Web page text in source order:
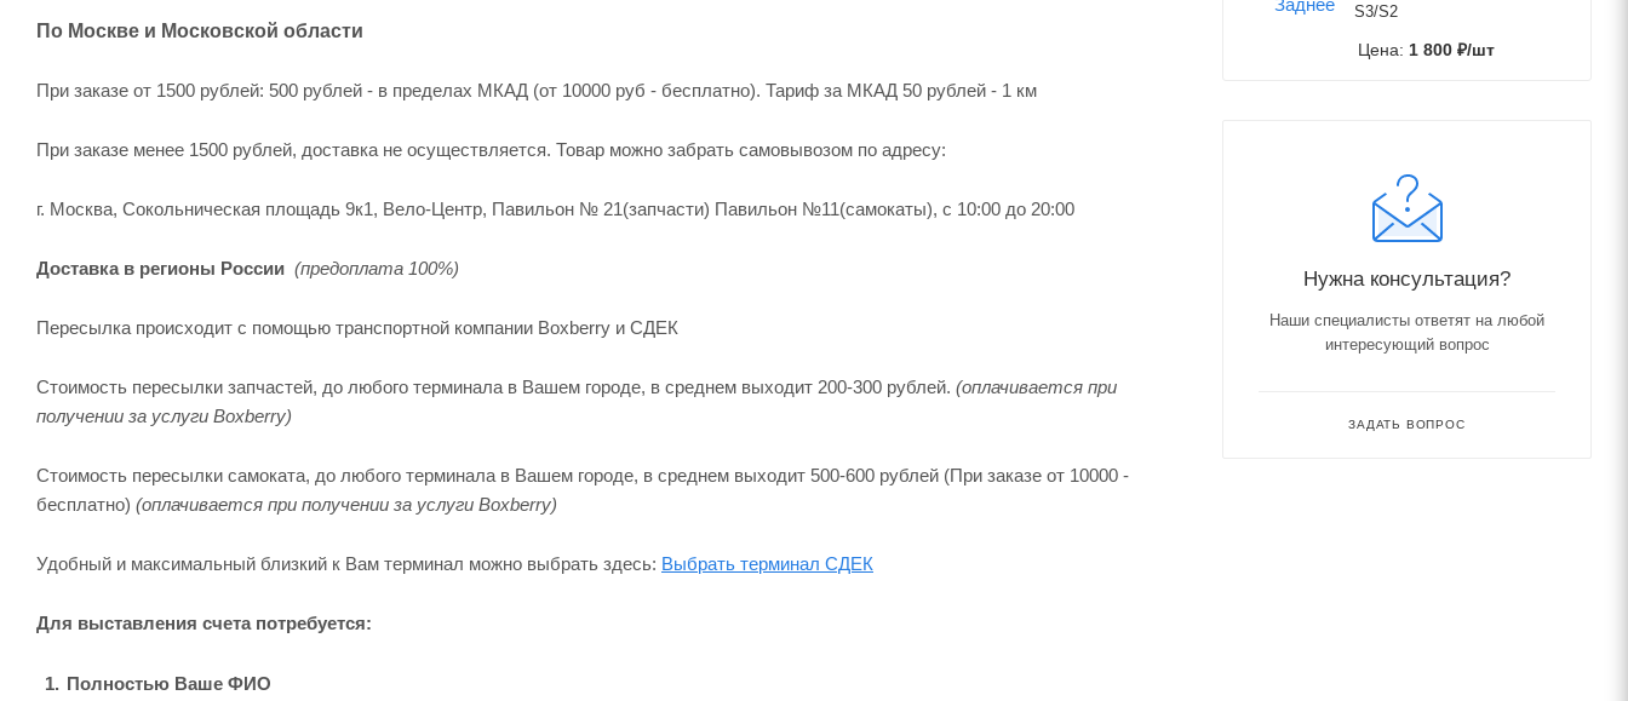
По Москве и Московской области
При заказе от 1500 рублей: 500 рублей - в пределах МКАД (от 10000 руб - бесплатно). Тариф за МКАД 50 рублей - 1 км
При заказе менее 1500 рублей, доставка не осуществляется. Товар можно забрать самовывозом по адресу:
г. Москва, Сокольническая площадь 9к1, Вело-Центр, Павильон № 21(запчасти) Павильон №11(cамокаты), с 10:00 до 20:00
Доставка в регионы России (предоплата 100%)
Пересылка происходит с помощью транспортной компании Boxberry и СДЕК
Стоимость пересылки запчастей, до любого терминала в Вашем городе, в среднем выходит 200-300 рублей. (оплачивается при
получении за услуги Boxberry)
Стоимость пересылки самоката, до любого терминала в Вашем городе, в среднем выходит 500-600 рублей (При заказе от 10000 -
бесплатно) (оплачивается при получении за услуги Boxberry)
Удобный и максимальный близкий к Вам терминал можно выбрать здесь: Выбрать терминал СДЕК
Для выставления счета потребуется:
Полностью Ваше ФИО
S3/S2
Цена: 1 800 ₽/шт
Нужна консультация?
Наши специалисты ответят на любой
интересующий вопрос
ЗАДАТЬ ВОПРОС